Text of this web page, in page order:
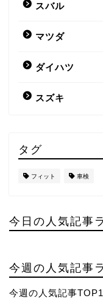
スバル
マツダ
ダイハツ
スズキ
タグ
フィット 車検
今日の人気記事
今週の人気記事
今週の人気記事